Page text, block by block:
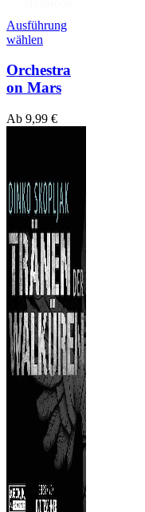
Ausführung
wählen
Orchestra
on Mars
Ab 9,99 €